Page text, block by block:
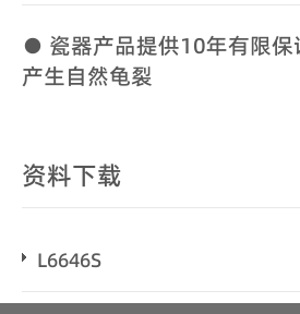
● 瓷器产品提供10年有限保
产生自然龟裂
资料下载
L6646S